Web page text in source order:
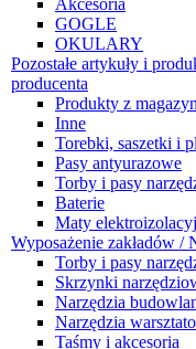
Akcesoria
GOGLE
OKULARY
Pozostałe artykuły i
producenta
Produkty z
Inne
Torebki, saszetki i
Pasy antyurazowe
Torby i pasy
Baterie
Maty
Wyposażenie zakładów /
Torby i pasy
Skrzynki
Narzędzia
Narzędzia
Taśmy i akcesoria